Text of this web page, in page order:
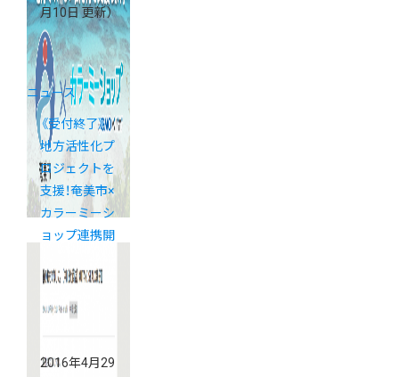
月10日 更新）
ニュース
《受付終了》
地方活性化プ
ロジェクトを
支援！奄美市×
カラーミーシ
ョップ連携開
2016年4月29